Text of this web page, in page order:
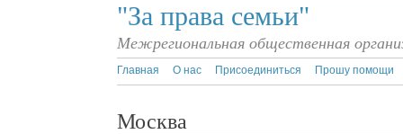
"За права семьи"
Межрегиональная общественная
Главная О нас Присоединиться Прошу помощи
Москва